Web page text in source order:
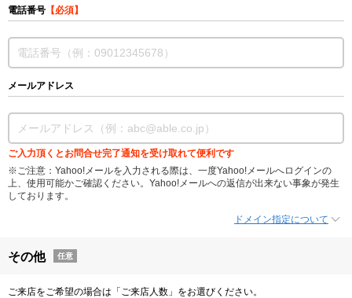
電話番号 【必須】
メールアドレス
ご入力頂くとお問合せ完了通知を受け取れて便利です
※ご注意：Yahoo!メールを入力される際は、一度Yahoo!メールへログインの
上、使用可能かご確認ください。Yahoo!メールへの返信が出来ない事象が発生
しております。
ドメイン指定について
その他 任意
ご来店をご希望の場合は「ご来店人数」をお選びください。